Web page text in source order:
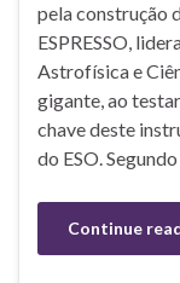
pela construção
ESPRESSO,
Astrofísica e
gigante, ao
chave deste
do ESO.
Continue